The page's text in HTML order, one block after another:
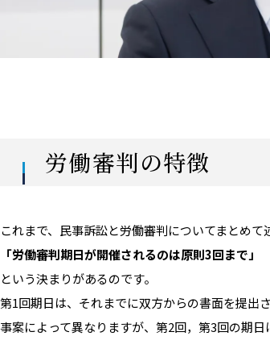
労働審判の特徴
これまで、民事訴訟と労働審判についてまとめ
「労働審判期日が開催されるのは原則3回まで」
という決まりがあるのです。
第1回期日は、それまでに双方からの書面を提出
事案によって異なりますが、第2回，第3回の期